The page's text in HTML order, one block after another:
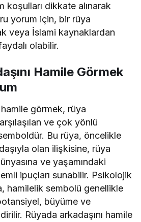
koşulları dikkate alınarak
yorum için, bir rüya
veya İslami kaynaklardan
olabilir.
Hamile Görmek
hamile görmek, rüya
ve çok yönlü
Bu rüya, öncelikle
olan ilişkisine, rüya
ve yaşamındaki
ipuçları sunabilir. Psikolojik
hamilelik sembolü genellikle
büyüme ve
Rüyada arkadaşını hamile